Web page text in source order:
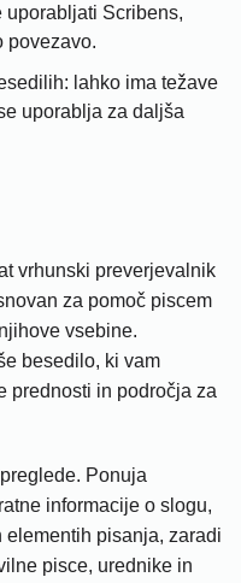
uporabljati Scribens,
povezavo.
lahko ima težave
uporablja za daljša
vrhunski preverjevalnik
za pomoč piscem
vsebine.
besedilo, ki vam
prednosti in področja za
Ponuja
informacije o slogu,
pisanja, zaradi
pisce, urednike in